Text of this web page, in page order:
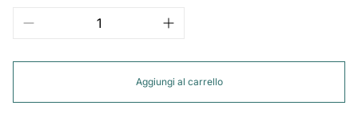
Aggiungi al carrello